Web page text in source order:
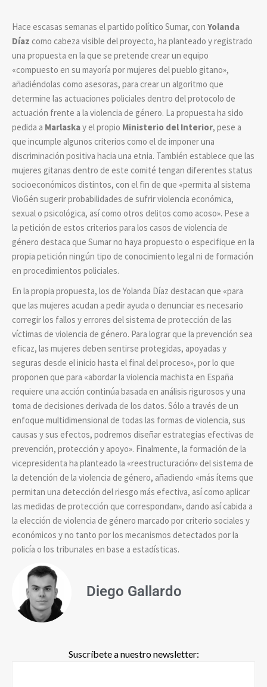
Hace escasas semanas el partido político Sumar, con Yolanda
Díaz como cabeza visible del proyecto, ha planteado y registrado
una propuesta en la que se pretende crear un equipo
«compuesto en su mayoría por mujeres del pueblo gitano»,
añadiéndolas como asesoras, para crear un algoritmo que
determine las actuaciones policiales dentro del protocolo de
actuación frente a la violencia de género. La propuesta ha sido
pedida a Marlaskay el propio Ministerio del Interior, pese a
que incumple algunos criterios como el de imponer una
discriminación positiva hacia una etnia. También establece que las
mujeres gitanas dentro de este comité tengan diferentes status
socioeconómicos distintos, con el fin de que «permita al sistema
VioGén sugerir probabilidades de sufrir violencia económica,
sexual o psicológica, así como otros delitos como acoso». Pese a
la petición de estos criterios para los casos de violencia de
género destaca que Sumar no haya propuesto o especifique en la
propia petición ningún tipo de conocimiento legal ni de formación
en procedimientos policiales.
En la propia propuesta, los de Yolanda Díaz destacan que «para
que las mujeres acudan a pedir ayuda o denunciar es necesario
corregir los fallos y errores del sistema de protección de las
víctimas de violencia de género. Para lograr que la prevención sea
eficaz, las mujeres deben sentirse protegidas, apoyadas y
seguras desde el inicio hasta el final del proceso», por lo que
proponen que para «abordar la violencia machista en España
requiere una acción continúa basada en análisis rigurosos y una
toma de decisiones derivada de los datos. Sólo a través de un
enfoque multidimensional de todas las formas de violencia, sus
causas y sus efectos, podremos diseñar estrategias efectivas de
prevención, protección y apoyo». Finalmente, la formación de la
vicepresidenta ha planteado la «reestructuración» del sistema de
la detención de la violencia de género, añadiendo «más ítems que
permitan una detección del riesgo más efectiva, así como aplicar
las medidas de protección que correspondan», dando así cabida a
la elección de violencia de género marcado por criterio sociales y
económicos y no tanto por los mecanismos detectados por la
policía o los tribunales en base a estadísticas.
Diego Gallardo
Suscríbete a nuestro newsletter: